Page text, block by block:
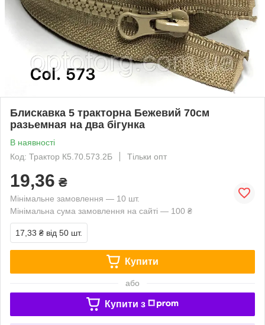
Блискавка 5 тракторна Бежевий 70см
разьемная на два бігунка
В наявності
Код: Трактор К5.70.573.2Б
Тільки опт
19,36 ₴
Мінімальне замовлення — 10 шт.
Мінімальна сума замовлення на сайті — 100 ₴
17,33 ₴ від 50 шт.
Купити
або
Купити з